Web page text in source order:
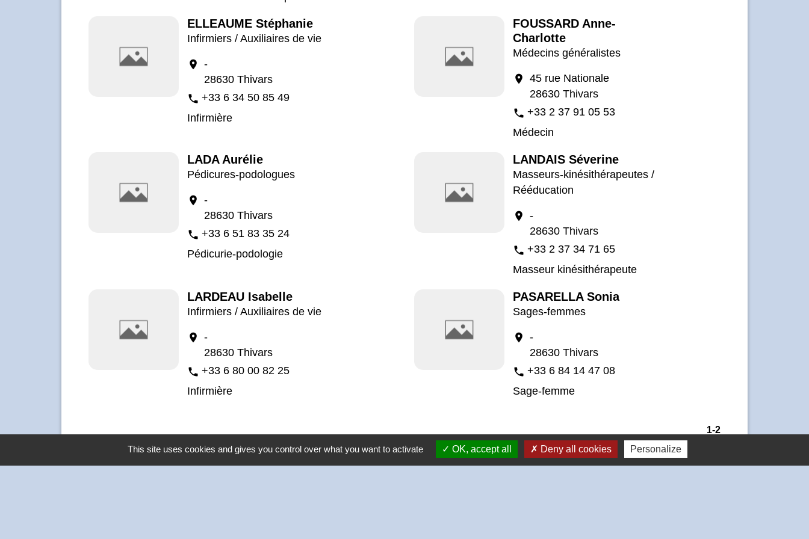
ELLEAUME Stéphanie
Infirmiers / Auxiliaires de vie
location_on -
28630 Thivars
phone +33 6 34 50 85 49
Infirmière
FOUSSARD Anne-
Charlotte
Médecins généralistes
location_on 45 rue Nationale
28630 Thivars
phone +33 2 37 91 05 53
Médecin
LADA Aurélie
Pédicures-podologues
location_on -
28630 Thivars
phone +33 6 51 83 35 24
Pédicurie-podologie
LANDAIS Séverine
Masseurs-kinésithérapeutes /
Rééducation
location_on -
28630 Thivars
phone +33 2 37 34 71 65
Masseur kinésithérapeute
LARDEAU Isabelle
Infirmiers / Auxiliaires de vie
location_on -
28630 Thivars
phone +33 6 80 00 82 25
Infirmière
PASARELLA Sonia
Sages-femmes
location_on -
28630 Thivars
phone +33 6 84 14 47 08
Sage-femme
1-2
This site uses cookies and gives you control over what you want to activate OK, accept all Deny all cookies Personalize